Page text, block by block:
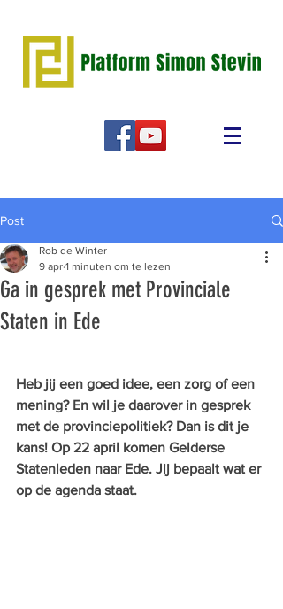
Post
Ga in gesprek met Provinciale
Staten in Ede
Rob de Winter
9 apr 1 minuten om te lezen
Heb jij een goed idee, een zorg of een
mening? En wil je daarover in gesprek
met de provinciepolitiek? Dan is dit je
kans! Op 22 april komen Gelderse
Statenleden naar Ede. Jij bepaalt wat er
op de agenda staat.